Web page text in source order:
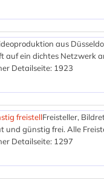
aus
auf ein dichtes Netzwerk
Detailseite: 1923
freistellFreisteller,
und günstig frei. Alle
Detailseite: 1297